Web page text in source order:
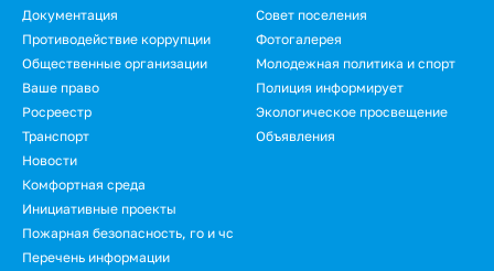
Документация
Совет поселения
Противодействие коррупции
Фотогалерея
Общественные организации
Молодежная политика и спорт
Ваше право
Полиция информирует
Росреестр
Экологическое просвещение
Транспорт
Объявления
Новости
Подвал.
Дополнительное
меню
Комфортная среда
Инициативные проекты
Пожарная безопасность, го и чс
Перечень информации